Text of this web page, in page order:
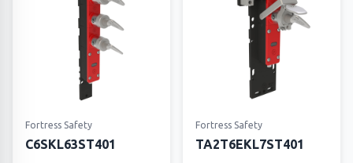
Fortress Safety
C6SKL63ST401
Fortress Safety
TA2T6EKL7ST401